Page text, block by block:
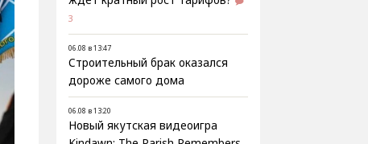
3
06.08 в 13:47
Строительный брак оказался
дороже самого дома
06.08 в 13:20
Новый якутская видеоигра